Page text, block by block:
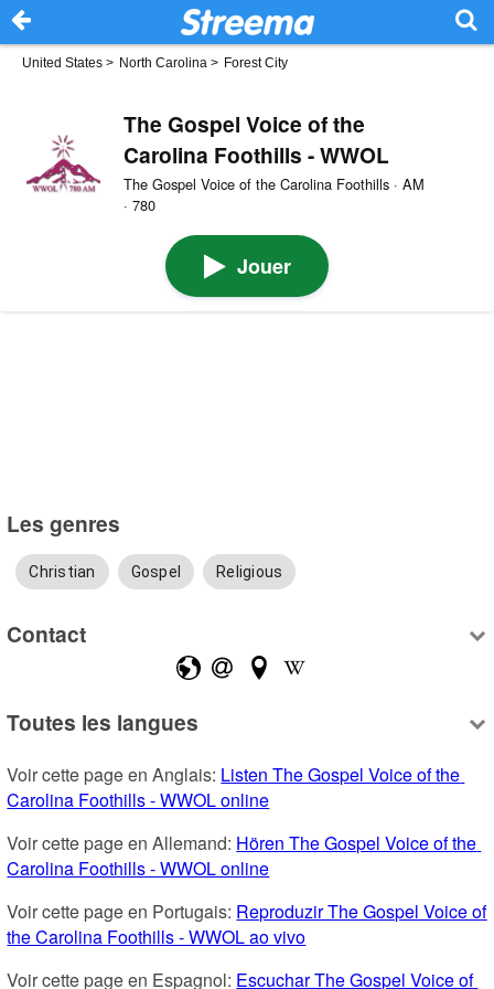
United States > North Carolina > Forest City
The Gospel Voice of the
Carolina Foothills - WWOL
The Gospel Voice of the Carolina Foothills · AM
· 780
Jouer
Les genres
Christian Gospel Religious
Contact
Toutes les langues
Voir cette page en Anglais: Listen The Gospel Voice of the
Carolina Foothills - WWOL online
Voir cette page en Allemand: Hören The Gospel Voice of the
Carolina Foothills - WWOL online
Voir cette page en Portugais: Reproduzir The Gospel Voice of
the Carolina Foothills - WWOL ao vivo
Voir cette page en Espagnol: Escuchar The Gospel Voice of